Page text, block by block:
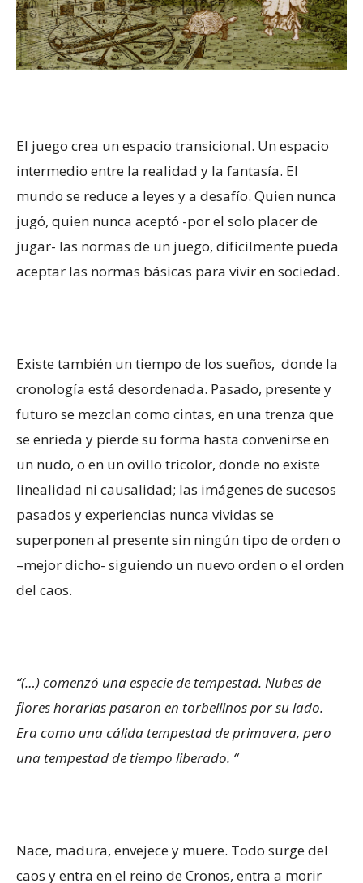
El juego crea un espacio transicional. Un espacio
intermedio entre la realidad y la fantasía. El
mundo se reduce a leyes y a desafío. Quien nunca
jugó, quien nunca aceptó -por el solo placer de
jugar- las normas de un juego, difícilmente pueda
aceptar las normas básicas para vivir en sociedad.
Existe también un tiempo de los sueños, donde la
cronología está desordenada. Pasado, presente y
futuro se mezclan como cintas, en una trenza que
se enrieda y pierde su forma hasta convenirse en
un nudo, o en un ovillo tricolor, donde no existe
linealidad ni causalidad; las imágenes de sucesos
pasados y experiencias nunca vividas se
superponen al presente sin ningún tipo de orden o
–mejor dicho- siguiendo un nuevo orden o el orden
del caos.
“(…) comenzó una especie de tempestad. Nubes de
flores horarias pasaron en torbellinos por su lado.
Era como una cálida tempestad de primavera, pero
una tempestad de tiempo liberado. “
Nace, madura, envejece y muere. Todo surge del
caos y entra en el reino de Cronos, entra a morir